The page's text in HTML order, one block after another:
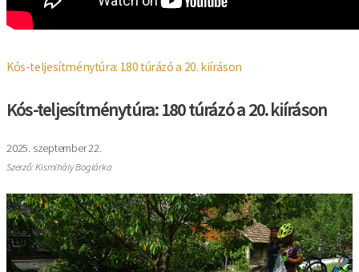
Kós-teljesítménytúra: 180 túrázó a 20. kiíráson
Kós-teljesítménytúra: 180 túrázó a 20. kiíráson
2025. szeptember 22.
Szerző: Kismihály Boglárka
Kép